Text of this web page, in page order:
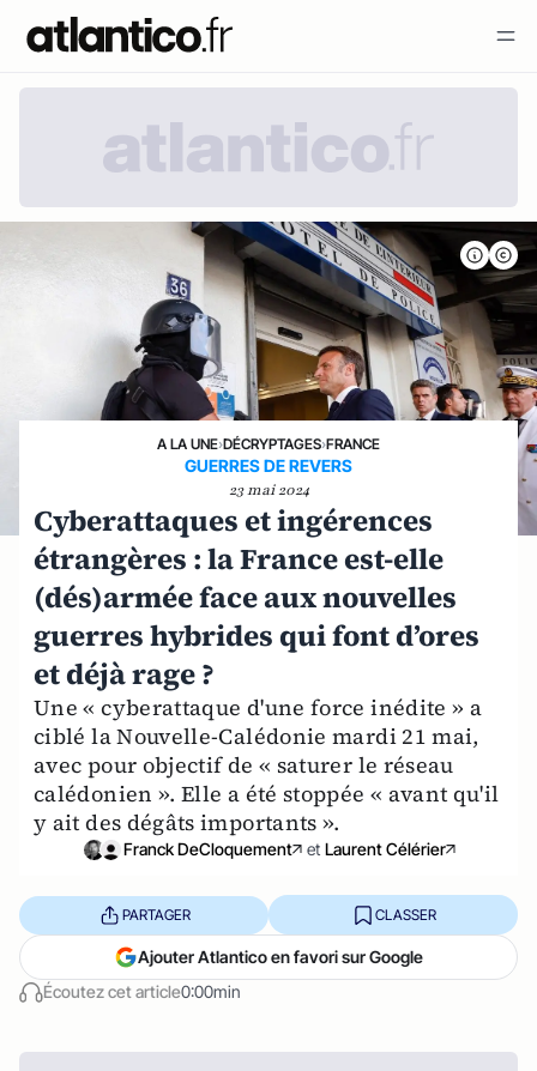
A LA UNE›DÉCRYPTAGES›FRANCE
GUERRES DE REVERS
23 mai 2024
Cyberattaques et ingérences
étrangères : la France est-elle
(dés)armée face aux nouvelles
guerres hybrides qui font d’ores
et déjà rage ?
Une « cyberattaque d'une force inédite » a
ciblé la Nouvelle-Calédonie mardi 21 mai,
avec pour objectif de « saturer le réseau
calédonien ». Elle a été stoppée « avant qu'il
y ait des dégâts importants ».
Franck DeCloquement et Laurent Célérier
Écoutez cet article0:00min
PARTAGER CLASSER
Ajouter Atlantico en favori sur Google